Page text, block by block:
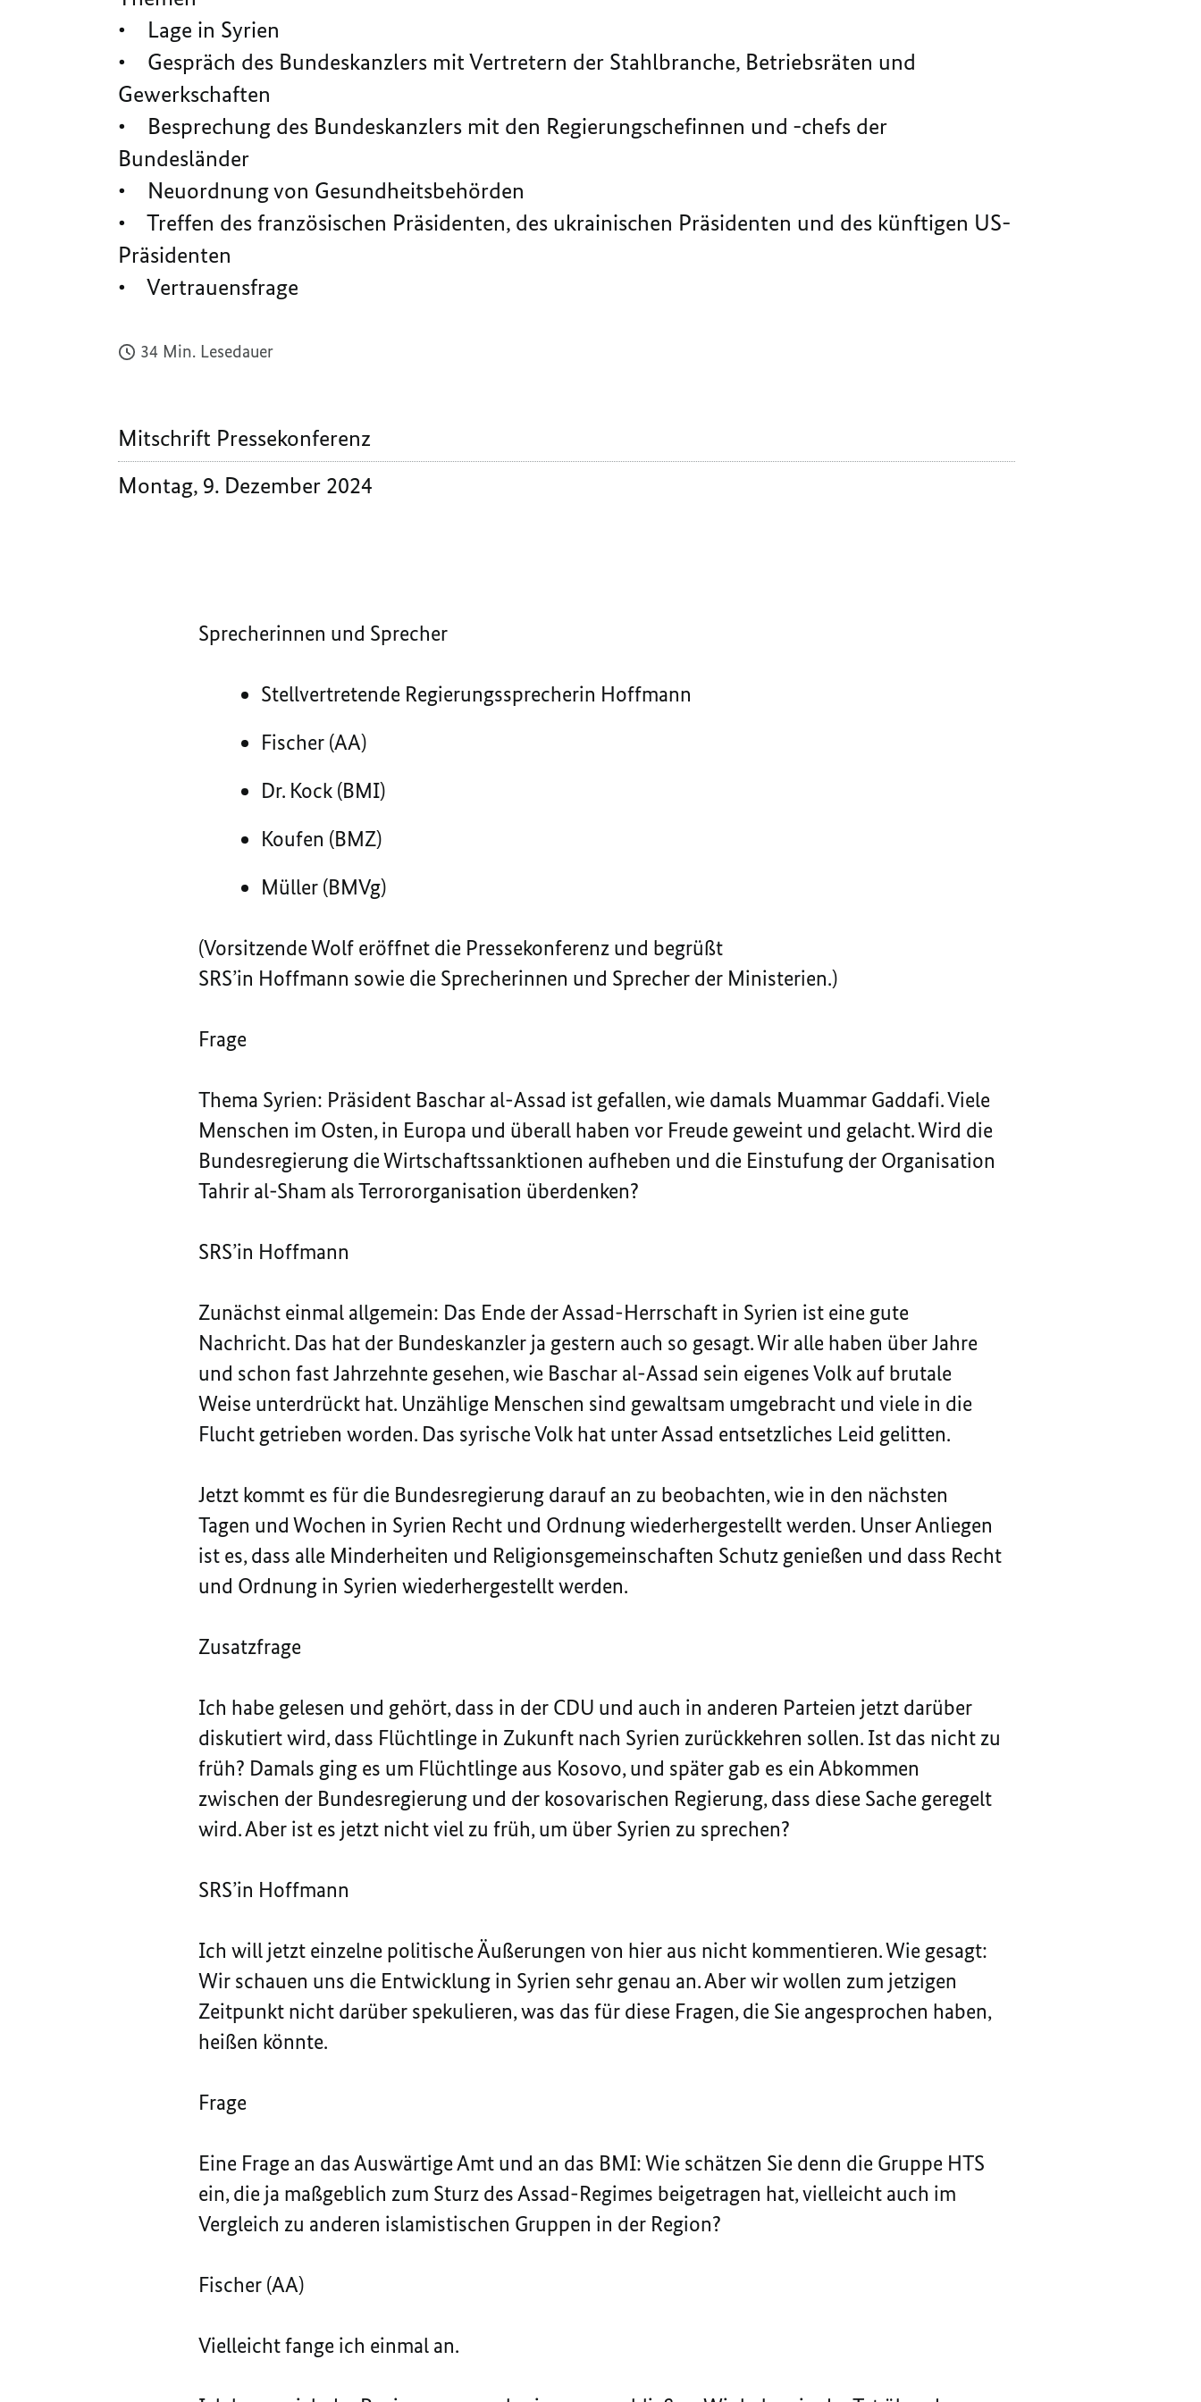
• Lage in Syrien
• Gespräch des Bundeskanzlers mit Vertretern der Stahlbranche, Betriebsräten und
Gewerkschaften
• Besprechung des Bundeskanzlers mit den Regierungschefinnen und -chefs der
Bundesländer
• Neuordnung von Gesundheitsbehörden
• Treffen des französischen Präsidenten, des ukrainischen Präsidenten und des künftigen US-
Präsidenten
• Vertrauensfrage
34 Min. Lesedauer
Mitschrift Pressekonferenz
Montag, 9. Dezember 2024
Sprecherinnen und Sprecher
Stellvertretende Regierungssprecherin Hoffmann
Fischer (AA)
Dr. Kock (BMI)
Koufen (BMZ)
Müller (BMVg)
(Vorsitzende Wolf eröffnet die Pressekonferenz und begrüßt
SRS’in Hoffmann sowie die Sprecherinnen und Sprecher der Ministerien.)
Frage
Thema Syrien: Präsident Baschar al-Assad ist gefallen, wie damals Muammar Gaddafi. Viele
Menschen im Osten, in Europa und überall haben vor Freude geweint und gelacht. Wird die
Bundesregierung die Wirtschaftssanktionen aufheben und die Einstufung der Organisation
Tahrir al-Sham als Terrororganisation überdenken?
SRS’in Hoffmann
Zunächst einmal allgemein: Das Ende der Assad-Herrschaft in Syrien ist eine gute
Nachricht. Das hat der Bundeskanzler ja gestern auch so gesagt. Wir alle haben über Jahre
und schon fast Jahrzehnte gesehen, wie Baschar al-Assad sein eigenes Volk auf brutale
Weise unterdrückt hat. Unzählige Menschen sind gewaltsam umgebracht und viele in die
Flucht getrieben worden. Das syrische Volk hat unter Assad entsetzliches Leid gelitten.
Jetzt kommt es für die Bundesregierung darauf an zu beobachten, wie in den nächsten
Tagen und Wochen in Syrien Recht und Ordnung wiederhergestellt werden. Unser Anliegen
ist es, dass alle Minderheiten und Religionsgemeinschaften Schutz genießen und dass Recht
und Ordnung in Syrien wiederhergestellt werden.
Zusatzfrage
Ich habe gelesen und gehört, dass in der CDU und auch in anderen Parteien jetzt darüber
diskutiert wird, dass Flüchtlinge in Zukunft nach Syrien zurückkehren sollen. Ist das nicht zu
früh? Damals ging es um Flüchtlinge aus Kosovo, und später gab es ein Abkommen
zwischen der Bundesregierung und der kosovarischen Regierung, dass diese Sache geregelt
wird. Aber ist es jetzt nicht viel zu früh, um über Syrien zu sprechen?
SRS’in Hoffmann
Ich will jetzt einzelne politische Äußerungen von hier aus nicht kommentieren. Wie gesagt:
Wir schauen uns die Entwicklung in Syrien sehr genau an. Aber wir wollen zum jetzigen
Zeitpunkt nicht darüber spekulieren, was das für diese Fragen, die Sie angesprochen haben,
heißen könnte.
Frage
Eine Frage an das Auswärtige Amt und an das BMI: Wie schätzen Sie denn die Gruppe HTS
ein, die ja maßgeblich zum Sturz des Assad-Regimes beigetragen hat, vielleicht auch im
Vergleich zu anderen islamistischen Gruppen in der Region?
Fischer (AA)
Vielleicht fange ich einmal an.